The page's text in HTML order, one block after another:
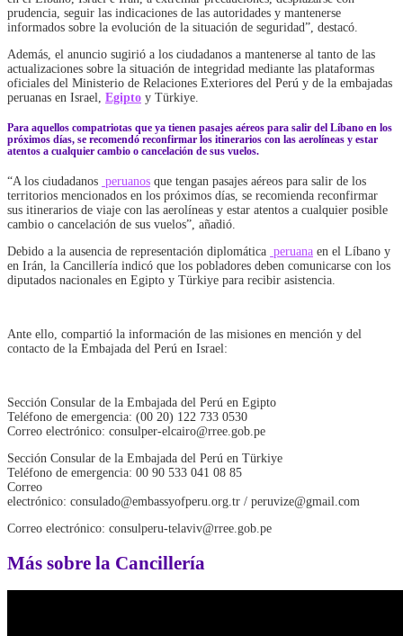
prudencia, seguir las indicaciones de las autoridades y mantenerse
informados sobre la evolución de la situación de seguridad”, destacó.
Además, el anuncio sugirió a los ciudadanos a mantenerse al tanto de las
actualizaciones sobre la situación de integridad mediante las plataformas
oficiales del Ministerio de Relaciones Exteriores del Perú y de la embajadas
peruanas en Israel, Egipto y Türkiye.
Para aquellos compatriotas que ya tienen pasajes aéreos para salir del Líbano en los
próximos días, se recomendó reconfirmar los itinerarios con las aerolíneas y estar
atentos a cualquier cambio o cancelación de sus vuelos.
“A los ciudadanos peruanos que tengan pasajes aéreos para salir de los
territorios mencionados en los próximos días, se recomienda reconfirmar
sus itinerarios de viaje con las aerolíneas y estar atentos a cualquier posible
cambio o cancelación de sus vuelos”, añadió.
Debido a la ausencia de representación diplomática peruana en el Líbano y
en Irán, la Cancillería indicó que los pobladores deben comunicarse con los
diputados nacionales en Egipto y Türkiye para recibir asistencia.
Ante ello, compartió la información de las misiones en mención y del
contacto de la Embajada del Perú en Israel:
Sección Consular de la Embajada del Perú en Egipto
Teléfono de emergencia: (00 20) 122 733 0530
Correo electrónico: consulper-elcairo@rree.gob.pe
Sección Consular de la Embajada del Perú en Türkiye
Teléfono de emergencia: 00 90 533 041 08 85
Correo
electrónico: consulado@embassyofperu.org.tr / peruvize@gmail.com
Correo electrónico: consulperu-telaviv@rree.gob.pe
Más sobre la Cancillería